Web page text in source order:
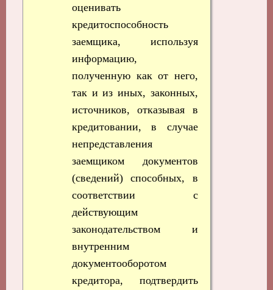
оценивать
кредитоспособность
заемщика, используя
информацию,
полученную как от него,
так и из иных, законных,
источников, отказывая в
кредитовании, в случае
непредставления
заемщиком документов
(сведений) способных, в
соответствии с
действующим
законодательством и
внутренним
документооборотом
кредитора, подтвердить